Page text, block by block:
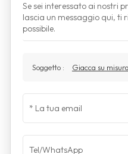
Se sei interessato ai nostri
lascia un messaggio qui, ti
possibile.
Soggetto : Giacca su